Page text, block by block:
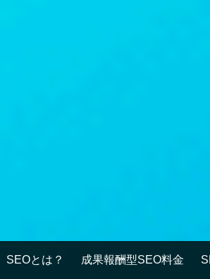
SEOとは？ 成果報酬型SEO料金